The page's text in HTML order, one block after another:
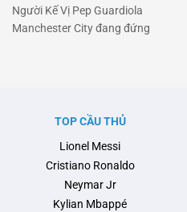
Người Kế Vị Pep Guardiola
Manchester City đang đứng
thế lực không thể cản phá tại
TOP CẦU THỦ
Lionel Messi
Cristiano Ronaldo
Neymar Jr
Kylian Mbappé